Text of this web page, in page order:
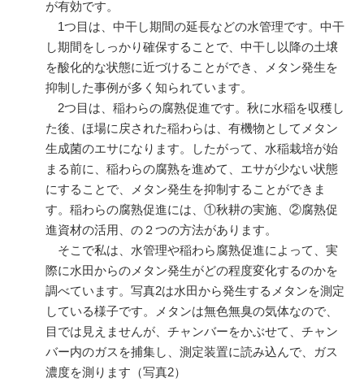
が有効です。
1つ目は、中干し期間の延長などの水管理です。中干
し期間をしっかり確保することで、中干し以降の土壌
を酸化的な状態に近づけることができ、メタン発生を
抑制した事例が多く知られています。
2つ目は、稲わらの腐熟促進です。秋に水稲を収穫し
た後、ほ場に戻された稲わらは、有機物としてメタン
生成菌のエサになります。したがって、水稲栽培が始
まる前に、稲わらの腐熟を進めて、エサが少ない状態
にすることで、メタン発生を抑制することができま
す。稲わらの腐熟促進には、①秋耕の実施、②腐熟促
進資材の活用、の２つの方法があります。
そこで私は、水管理や稲わら腐熟促進によって、実
際に水田からのメタン発生がどの程度変化するのかを
調べています。写真2は水田から発生するメタンを測定
している様子です。メタンは無色無臭の気体なので、
目では見えませんが、チャンバーをかぶせて、チャン
バー内のガスを捕集し、測定装置に読み込んで、ガス
濃度を測ります（写真2）